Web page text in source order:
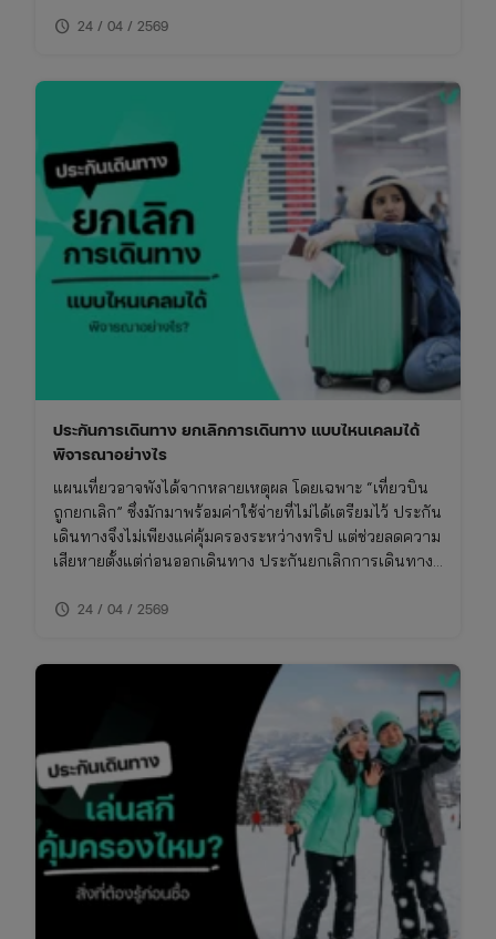
ให้ “การคุ้มครองไม่ขาดช่วง”
schedule 24 / 04 / 2569
ประกันการเดินทาง ยกเลิกการเดินทาง แบบไหนเคลมได้
พิจารณาอย่างไร
แผนเที่ยวอาจพังได้จากหลายเหตุผล โดยเฉพาะ “เที่ยวบิน
ถูกยกเลิก” ซึ่งมักมาพร้อมค่าใช้จ่ายที่ไม่ได้เตรียมไว้ ประกัน
เดินทางจึงไม่เพียงแค่คุ้มครองระหว่างทริป แต่ช่วยลดความ
เสียหายตั้งแต่ก่อนออกเดินทาง ประกันยกเลิกการเดินทาง
ยังไง และต้องเตรียมอะไรบ้าง
schedule 24 / 04 / 2569